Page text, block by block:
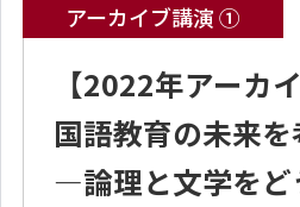
アーカイブ講演 ①
【2022年アーカイ
国語教育の未来を
―論理と文学を